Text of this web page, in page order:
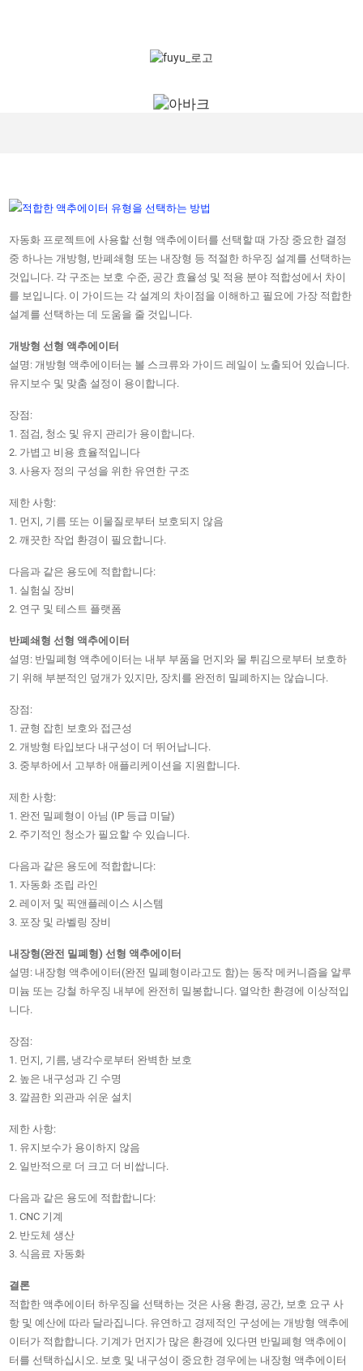
자동화 프로젝트에 사용할 선형 액추에이터를 선택할 때 가장 중요한 결정
중 하나는 개방형, 반폐쇄형 또는 내장형 등 적절한 하우징 설계를 선택하는
것입니다. 각 구조는 보호 수준, 공간 효율성 및 적용 분야 적합성에서 차이
를 보입니다. 이 가이드는 각 설계의 차이점을 이해하고 필요에 가장 적합한
설계를 선택하는 데 도움을 줄 것입니다.
개방형 선형 액추에이터
설명: 개방형 액추에이터는 볼 스크류와 가이드 레일이 노출되어 있습니다.
유지보수 및 맞춤 설정이 용이합니다.
장점:
1. 점검, 청소 및 유지 관리가 용이합니다.
2. 가볍고 비용 효율적입니다
3. 사용자 정의 구성을 위한 유연한 구조
제한 사항:
1. 먼지, 기름 또는 이물질로부터 보호되지 않음
2. 깨끗한 작업 환경이 필요합니다.
다음과 같은 용도에 적합합니다:
1. 실험실 장비
2. 연구 및 테스트 플랫폼
반폐쇄형 선형 액추에이터
설명: 반밀폐형 액추에이터는 내부 부품을 먼지와 물 튀김으로부터 보호하
기 위해 부분적인 덮개가 있지만, 장치를 완전히 밀폐하지는 않습니다.
장점:
1. 균형 잡힌 보호와 접근성
2. 개방형 타입보다 내구성이 더 뛰어납니다.
3. 중부하에서 고부하 애플리케이션을 지원합니다.
제한 사항:
1. 완전 밀폐형이 아님 (IP 등급 미달)
2. 주기적인 청소가 필요할 수 있습니다.
다음과 같은 용도에 적합합니다:
1. 자동화 조립 라인
2. 레이저 및 픽앤플레이스 시스템
3. 포장 및 라벨링 장비
내장형(완전 밀폐형) 선형 액추에이터
설명: 내장형 액추에이터(완전 밀폐형이라고도 함)는 동작 메커니즘을 알루
미늄 또는 강철 하우징 내부에 완전히 밀봉합니다. 열악한 환경에 이상적입
니다.
장점:
1. 먼지, 기름, 냉각수로부터 완벽한 보호
2. 높은 내구성과 긴 수명
3. 깔끔한 외관과 쉬운 설치
제한 사항:
1. 유지보수가 용이하지 않음
2. 일반적으로 더 크고 더 비쌉니다.
다음과 같은 용도에 적합합니다:
1. CNC 기계
2. 반도체 생산
3. 식음료 자동화
결론
적합한 액추에이터 하우징을 선택하는 것은 사용 환경, 공간, 보호 요구 사
항 및 예산에 따라 달라집니다. 유연하고 경제적인 구성에는 개방형 액추에
이터가 적합합니다. 기계가 먼지가 많은 환경에 있다면 반밀폐형 액추에이
터를 선택하십시오. 보호 및 내구성이 중요한 경우에는 내장형 액추에이터